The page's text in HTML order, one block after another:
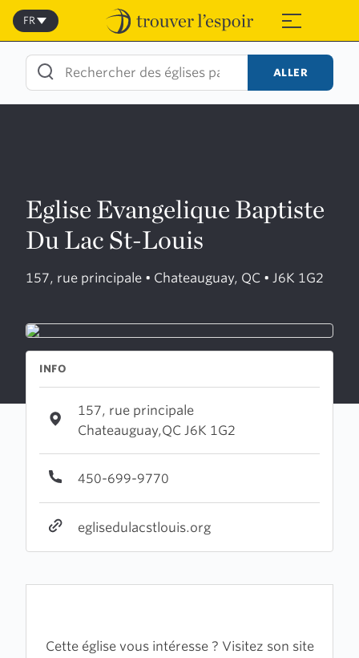
Skip
content
≡
FR
ALLER
Eglise Evangelique Baptiste
Du Lac St-Louis
157, rue principale • Chateauguay, QC • J6K 1G2
INFO
157, rue principale
Chateauguay,QC J6K 1G2
450-699-9770
eglisedulacstlouis.org
Cette église vous intéresse ? Visitez son site